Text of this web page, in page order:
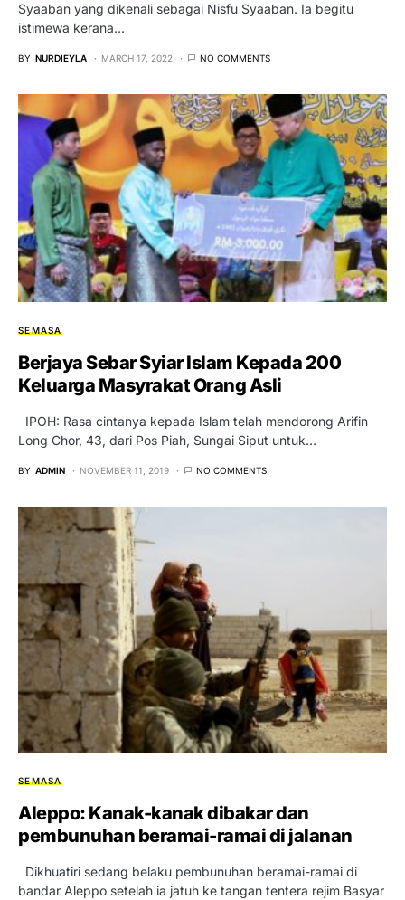
Syaaban yang dikenali sebagai Nisfu Syaaban. Ia begitu
istimewa kerana…
BY NURDIEYLA MARCH 17, 2022 NO COMMENTS
SEMASA
Berjaya Sebar Syiar Islam Kepada 200
Keluarga Masyrakat Orang Asli
IPOH: Rasa cintanya kepada Islam telah mendorong Arifin
Long Chor, 43, dari Pos Piah, Sungai Siput untuk…
BY ADMIN NOVEMBER 11, 2019 NO COMMENTS
SEMASA
Aleppo: Kanak-kanak dibakar dan
pembunuhan beramai-ramai di jalanan
Dikhuatiri sedang belaku pembunuhan beramai-ramai di
bandar Aleppo setelah ia jatuh ke tangan tentera rejim Basyar